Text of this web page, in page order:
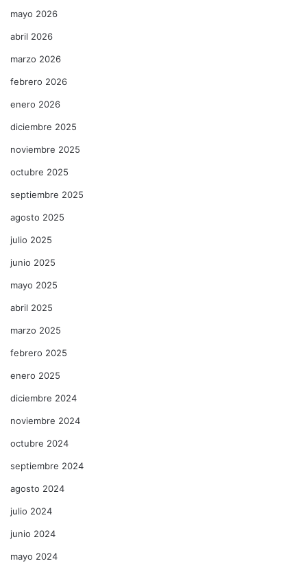
mayo 2026
abril 2026
marzo 2026
febrero 2026
enero 2026
diciembre 2025
noviembre 2025
octubre 2025
septiembre 2025
agosto 2025
julio 2025
junio 2025
mayo 2025
abril 2025
marzo 2025
febrero 2025
enero 2025
diciembre 2024
noviembre 2024
octubre 2024
septiembre 2024
agosto 2024
julio 2024
junio 2024
mayo 2024